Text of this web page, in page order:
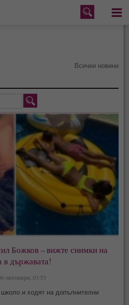
Меню
Всички новини
Божков – вижте снимки на
в държавата!
октомври, 03:53
и ходят на допълнителни